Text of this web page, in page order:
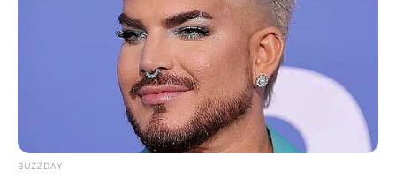
BUZZDAY